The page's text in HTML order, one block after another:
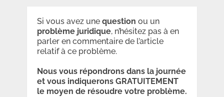
Si vous avez une question ou un
problème juridique, n’hésitez pas à en
parler en commentaire de l’article
relatif à ce problème.
Nous vous répondrons dans la journée
et vous indiquerons GRATUITEMENT
le moyen de résoudre votre problème.